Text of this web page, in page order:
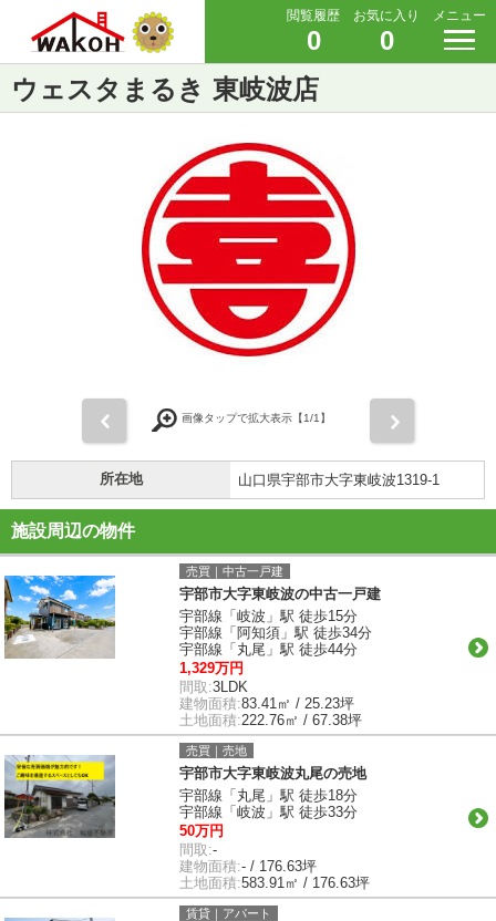
閲覧履歴
0
お気に入り
0
メニュー
ウェスタまるき 東岐波店
画像タップで拡大表示【1/1】
所在地 山口県宇部市大字東岐波1319-1
施設周辺の物件
売買｜中古一戸建
宇部市大字東岐波の中古一戸建
宇部線「岐波」駅 徒歩15分
宇部線「阿知須」駅 徒歩34分
宇部線「丸尾」駅 徒歩44分
1,329万円
間取:3LDK
建物面積:83.41㎡ / 25.23坪
土地面積:222.76㎡ / 67.38坪
売買｜売地
宇部市大字東岐波丸尾の売地
宇部線「丸尾」駅 徒歩18分
宇部線「岐波」駅 徒歩33分
50万円
間取:-
建物面積:- / 176.63坪
土地面積:583.91㎡ / 176.63坪
賃貸｜アパート